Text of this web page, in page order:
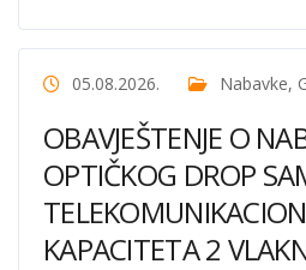
05.08.2026. Nabavke,
OBAVJEŠTENJE O
OPTIČKOG DROP
KAPACITETA 2